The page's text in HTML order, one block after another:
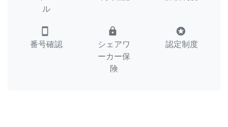
ル
smartphone
番号確認
lock
シェアワ
ーカー保
険
stars
認定制度